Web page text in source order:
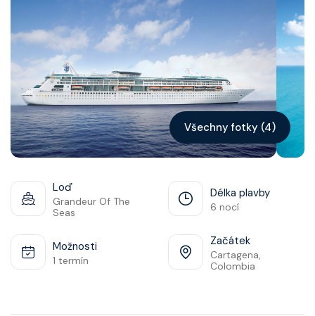
Vyhledat plavbu
Všechny fotky (4)
Loď
Grandeur Of The
Seas
Délka plavby
6 nocí
Možnosti
1 termín
Začátek
Cartagena,
Colombia